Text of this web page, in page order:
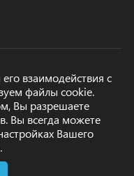
ОТПРАВИТЬ
взаимодействия с
файлы cookie.
Вы разрешаете
Вы всегда можете
Вашего